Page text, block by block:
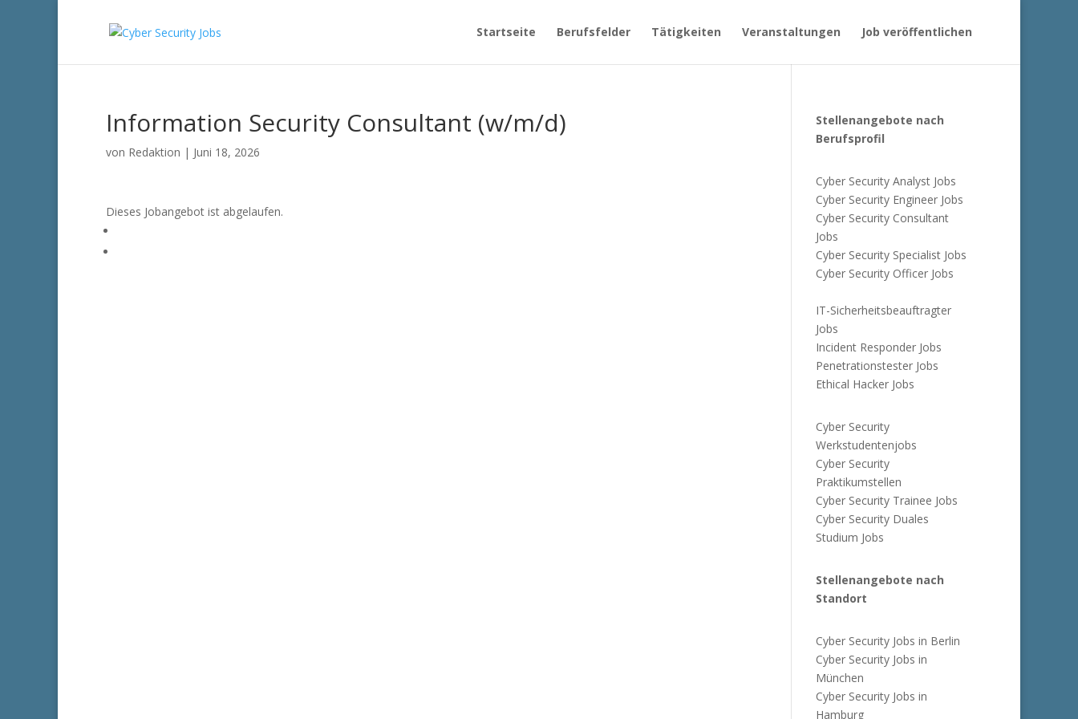
Startseite Berufsfelder Tätigkeiten Veranstaltungen Job veröffentlichen
Information Security Consultant (w/m/d)
von Redaktion | Juni 18, 2026
Dieses Jobangebot ist abgelaufen.
Stellenangebote nach
Berufsprofil
Cyber Security Analyst Jobs
Cyber Security Engineer Jobs
Cyber Security Consultant
Jobs
Cyber Security Specialist Jobs
Cyber Security Officer Jobs
IT-Sicherheitsbeauftragter
Jobs
Incident Responder Jobs
Penetrationstester Jobs
Ethical Hacker Jobs
Cyber Security
Werkstudentenjobs
Cyber Security
Praktikumstellen
Cyber Security Trainee Jobs
Cyber Security Duales
Studium Jobs
Stellenangebote nach
Standort
Cyber Security Jobs in Berlin
Cyber Security Jobs in
München
Cyber Security Jobs in
Hamburg